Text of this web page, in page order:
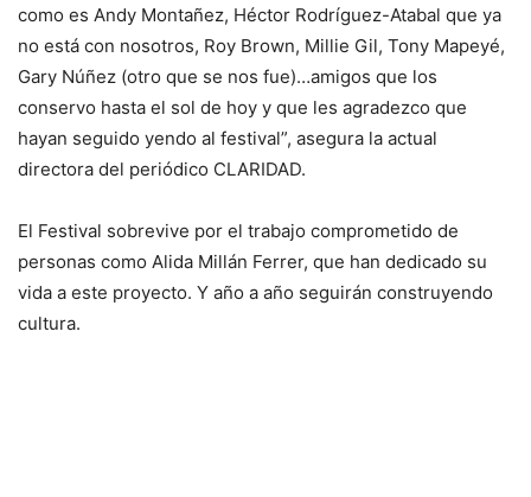
como es Andy Montañez, Héctor Rodríguez-Atabal que ya
no está con nosotros, Roy Brown, Millie Gil, Tony Mapeyé,
Gary Núñez (otro que se nos fue)…amigos que los
conservo hasta el sol de hoy y que les agradezco que
hayan seguido yendo al festival”, asegura la actual
directora del periódico CLARIDAD.
El Festival sobrevive por el trabajo comprometido de
personas como Alida Millán Ferrer, que han dedicado su
vida a este proyecto. Y año a año seguirán construyendo
cultura.